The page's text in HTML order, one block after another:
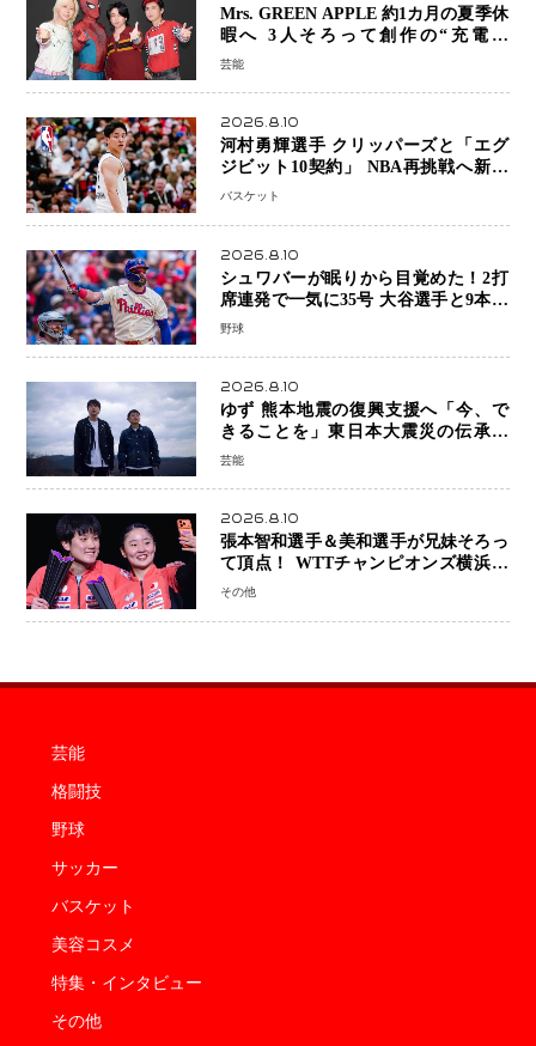
Mrs. GREEN APPLE 約1カ月の夏季休
暇へ 3人そろって創作の“充電期
間”「自分らしいインプットを」
芸能
2026.8.10
河村勇輝選手 クリッパーズと「エグ
ジビット10契約」 NBA再挑戦へ新た
な一歩、八村塁選手との共闘にも期待
バスケット
2026.8.10
シュワバーが眠りから目覚めた！2打
席連発で一気に35号 大谷選手と9本差
に 本塁打王争いで単独トップ浮上
野球
2026.8.10
ゆず 熊本地震の復興支援へ「今、で
きることを」東日本大震災の伝承歌
「幾重」ライブ音源を配信、収益を全
芸能
2026.8.10
張本智和選手＆美和選手が兄妹そろっ
て頂点！ WTTチャンピオンズ横浜で
史上初の快挙 2人で約1264万円の優
その他
芸能
格闘技
野球
サッカー
バスケット
美容コスメ
特集・インタビュー
その他